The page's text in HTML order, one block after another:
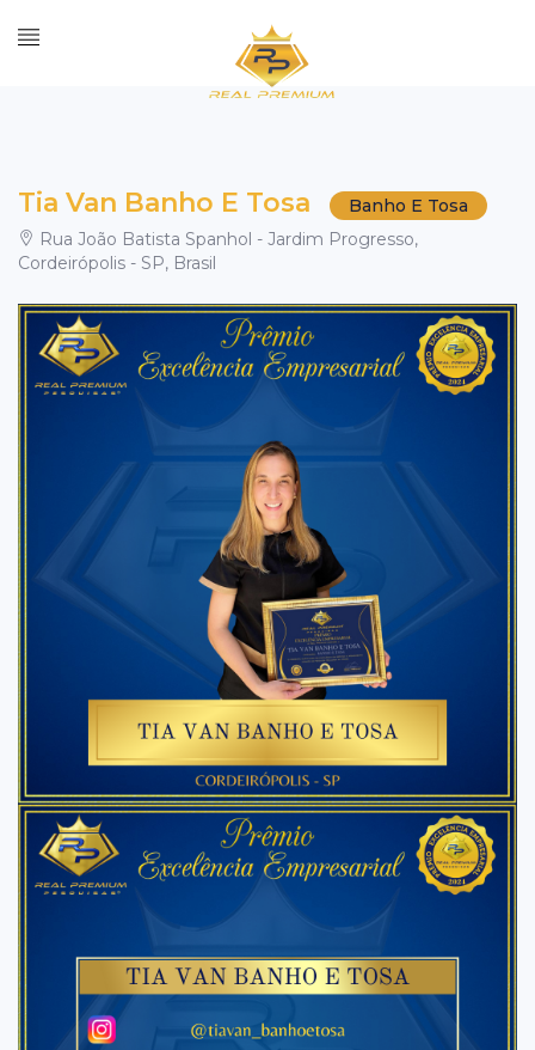
Tia Van Banho E Tosa
Banho E Tosa
Rua João Batista Spanhol - Jardim Progresso,
Cordeirópolis - SP, Brasil